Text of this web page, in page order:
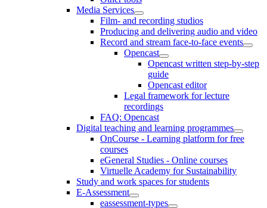
Media Services
Film- and recording studios
Producing and delivering audio and video
Record and stream face-to-face events
Opencast
Opencast written step-by-step
guide
Opencast editor
Legal framework for lecture
recordings
FAQ: Opencast
Digital teaching and learning programmes
OnCourse - Learning platform for free
courses
eGeneral Studies - Online courses
Virtuelle Academy for Sustainability
Study and work spaces for students
E-Assessment
eassessment-types